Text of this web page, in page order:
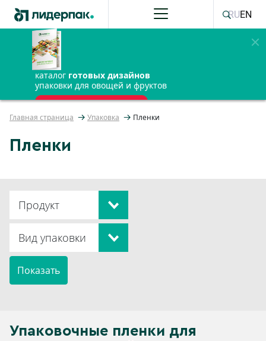
каталог готовых дизайнов
упаковки для овощей и фруктов
ПОЛУЧИТЬ БЕСПЛАТНО
RUEN
Главная страница Упаковка Пленки
Пленки
Продукт
Вид упаковки
Упаковочные пленки для